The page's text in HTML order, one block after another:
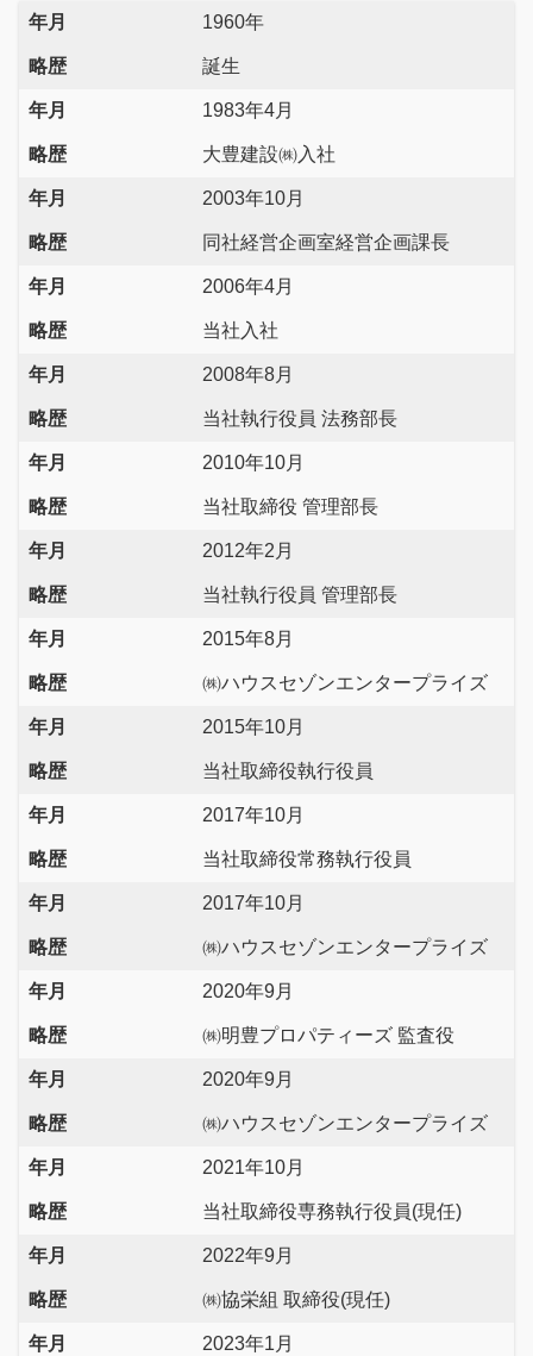
年月 1960年
略歴 誕生
年月 1983年4月
略歴 大豊建設㈱入社
年月 2003年10月
略歴 同社経営企画室経営企画課長
年月 2006年4月
略歴 当社入社
年月 2008年8月
略歴 当社執行役員 法務部長
年月 2010年10月
略歴 当社取締役 管理部長
年月 2012年2月
略歴 当社執行役員 管理部長
年月 2015年8月
略歴 ㈱ハウスセゾンエンタープライズ
年月 2015年10月
略歴 当社取締役執行役員
年月 2017年10月
略歴 当社取締役常務執行役員
年月 2017年10月
略歴 ㈱ハウスセゾンエンタープライズ
年月 2020年9月
略歴 ㈱明豊プロパティーズ 監査役
年月 2020年9月
略歴 ㈱ハウスセゾンエンタープライズ
年月 2021年10月
略歴 当社取締役専務執行役員(現任)
年月 2022年9月
略歴 ㈱協栄組 取締役(現任)
年月 2023年1月